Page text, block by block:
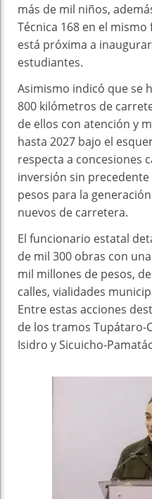
más de mil niños,
Técnica 168 en el
está próxima a
estudiantes.
Asimismo indicó que se
800 kilómetros de
de ellos con atención y
hasta 2027 bajo el
respecta a concesiones
inversión sin
pesos para la
nuevos de carretera.
El funcionario estatal
de mil 300 obras con
mil millones de pesos,
calles, vialidades
Entre estas acciones
de los tramos Tupátaro-
Isidro y Sicuicho-